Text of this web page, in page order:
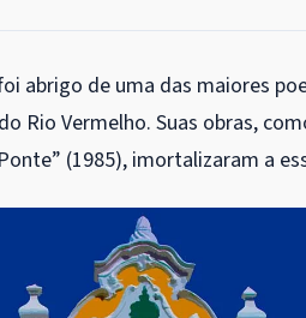
abrigo de uma das maiores
Rio Vermelho. Suas obras,
(1985), imortalizaram a